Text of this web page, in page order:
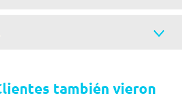
también vieron